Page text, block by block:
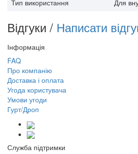
Тип використання
Для
Відгуки / Написати
Інформація
FAQ
Про компанію
Доставка і оплата
Угода користувача
Умови угоди
Гурт/Дроп
Служба підтримки